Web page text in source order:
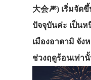
大会🎆) เริ่มจัด
ปัจจุบันค่ะ เป็นห
เมืองอาตามิ จัง
ช่วงฤดูร้อนเท่า